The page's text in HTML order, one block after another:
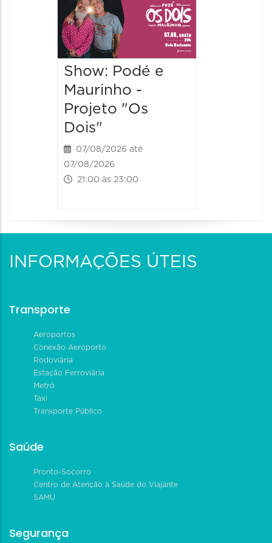
Show: Podé e
Maurinho -
Projeto "Os
Dois"
07/08/2026 até
07/08/2026
21:00 às 23:00
INFORMAÇÕES ÚTEIS
Transporte
Aeroportos
Conexão Aeroporto
Rodoviária
Estação Ferroviária
Metrô
Táxi
Transporte Público
Saúde
Pronto-Socorro
Centro de Atenção à Saúde do Viajante
SAMU
Segurança